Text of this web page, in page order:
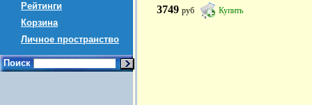
Рейтинги
Корзина
Личное пространство
Поиск
3749 руб Купить